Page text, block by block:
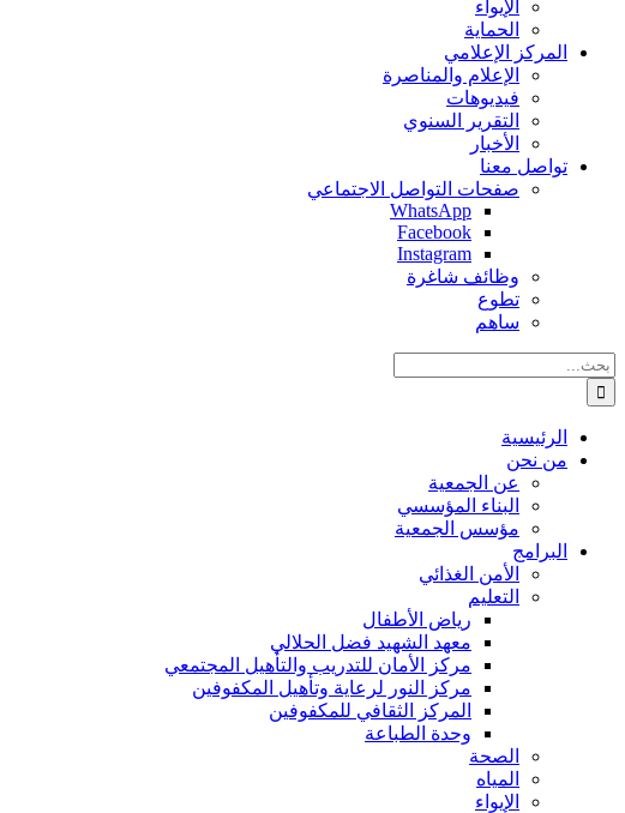
الإيواء
الحماية
المركز الإعلامي
الإعلام والمناصرة
فيديوهات
التقرير السنوي
الأخبار
تواصل معنا
صفحات التواصل الاجتماعي
WhatsApp
Facebook
Instagram
وظائف شاغرة
تطوع
ساهم
البحث
عن:
الرئيسية
من نحن
عن الجمعية
البناء المؤسسي
مؤسس الجمعية
البرامج
الأمن الغذائي
التعليم
رياض الأطفال
معهد الشهيد فضل الحلالي
مركز الأمان للتدريب والتأهيل المجتمعي
مركز النور لرعاية وتأهيل المكفوفين
المركز الثقافي للمكفوفين
وحدة الطباعة
الصحة
المياه
الإيواء